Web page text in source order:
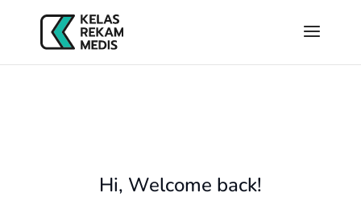
Hi, Welcome back!